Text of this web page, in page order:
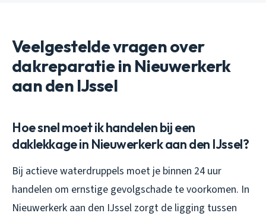
Veelgestelde vragen over
dakreparatie in Nieuwerkerk
aan den IJssel
Hoe snel moet ik handelen bij een
daklekkage in Nieuwerkerk aan den IJssel?
Bij actieve waterdruppels moet je binnen 24 uur
handelen om ernstige gevolgschade te voorkomen. In
Nieuwerkerk aan den IJssel zorgt de ligging tussen